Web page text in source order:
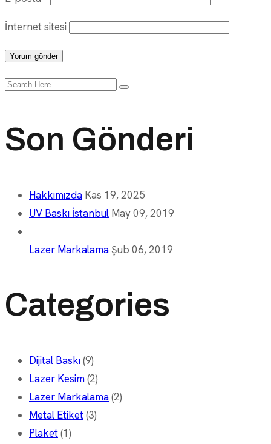
İnternet sitesi
Search
Son Gönderi
Hakkımızda Kas 19, 2025
UV Baskı İstanbul May 09, 2019
Lazer Markalama Şub 06, 2019
Categories
Dijital Baskı(9)
Lazer Kesim(2)
Lazer Markalama(2)
Metal Etiket(3)
Plaket(1)